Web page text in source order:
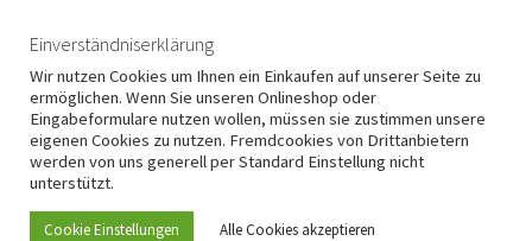
Zur
Navigation
springen
Zum
Inhalt
springen
Einverständniserklärung
Wir nutzen Cookies um Ihnen ein Einkaufen auf unserer Seite zu
ermöglichen. Wenn Sie unseren Onlineshop oder
Eingabeformulare nutzen wollen, müssen sie zustimmen unsere
eigenen Cookies zu nutzen. Fremdcookies von Drittanbietern
werden von uns generell per Standard Einstellung nicht
unterstützt.
Cookie Einstellungen Alle Cookies akzeptieren